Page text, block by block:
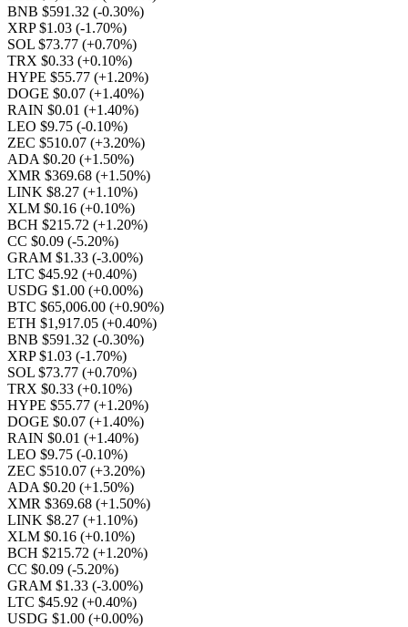
BNB $591.32 (-0.30%)
XRP $1.03 (-1.70%)
SOL $73.77 (+0.70%)
TRX $0.33 (+0.10%)
HYPE $55.77 (+1.20%)
DOGE $0.07 (+1.40%)
RAIN $0.01 (+1.40%)
LEO $9.75 (-0.10%)
ZEC $510.07 (+3.20%)
ADA $0.20 (+1.50%)
XMR $369.68 (+1.50%)
LINK $8.27 (+1.10%)
XLM $0.16 (+0.10%)
BCH $215.72 (+1.20%)
CC $0.09 (-5.20%)
GRAM $1.33 (-3.00%)
LTC $45.92 (+0.40%)
USDG $1.00 (+0.00%)
BTC $65,006.00 (+0.90%)
ETH $1,917.05 (+0.40%)
BNB $591.32 (-0.30%)
XRP $1.03 (-1.70%)
SOL $73.77 (+0.70%)
TRX $0.33 (+0.10%)
HYPE $55.77 (+1.20%)
DOGE $0.07 (+1.40%)
RAIN $0.01 (+1.40%)
LEO $9.75 (-0.10%)
ZEC $510.07 (+3.20%)
ADA $0.20 (+1.50%)
XMR $369.68 (+1.50%)
LINK $8.27 (+1.10%)
XLM $0.16 (+0.10%)
BCH $215.72 (+1.20%)
CC $0.09 (-5.20%)
GRAM $1.33 (-3.00%)
LTC $45.92 (+0.40%)
USDG $1.00 (+0.00%)